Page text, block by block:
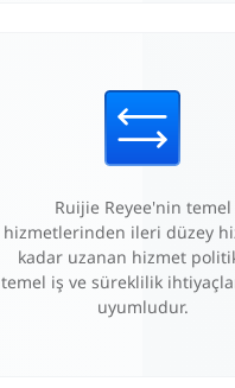
Ruijie Reyee'nin temel
hizmetlerinden ileri düzey
kadar uzanan hizmet
temel iş ve süreklilik
uyumludur.